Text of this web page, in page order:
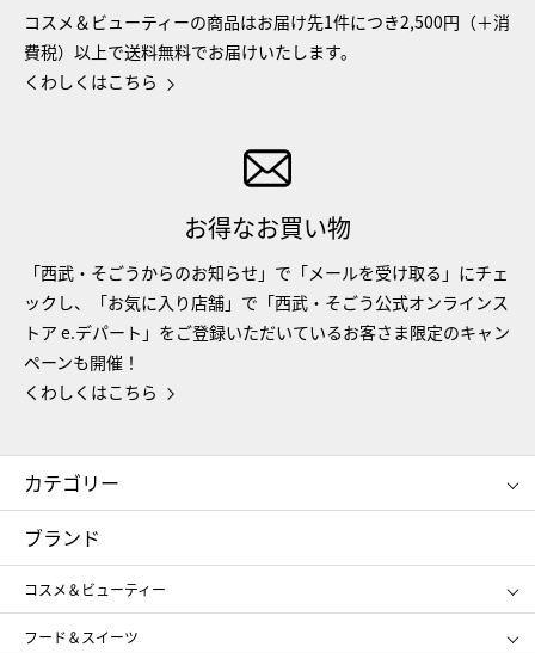
コスメ＆ビューティーの商品はお届け先1件につき2,500円（＋消
費税）以上で送料無料でお届けいたします。
くわしくはこちら
お得なお買い物
「西武・そごうからのお知らせ」で「メールを受け取る」にチェ
ックし、「お気に入り店舗」で「西武・そごう公式オンラインス
トア e.デパート」をご登録いただいているお客さま限定のキャン
ペーンも開催！
くわしくはこちら
カテゴリー
コスメ＆ビューティー
ギフト
レディース
メンズ
スポーツ・アウトドア
ブランド
コスメ＆ビューティー
SHISEIDO
フード＆スイーツ